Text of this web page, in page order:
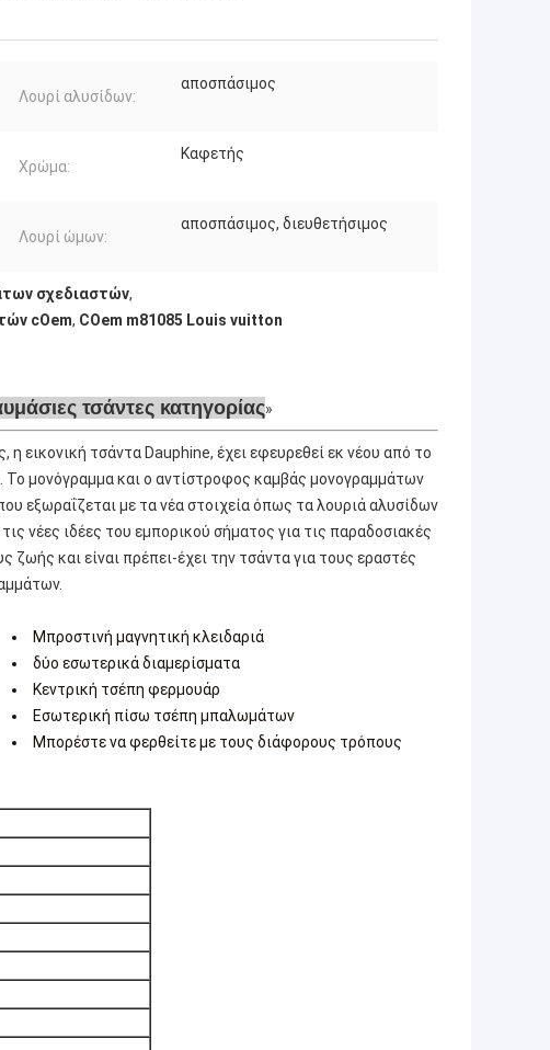
Λουρί αλυσίδων:
αποσπάσιμος
Χρώμα:
Καφετής
Λουρί ώμων:
αποσπάσιμος, διευθετήσιμος
σχεδιαστών,
cOem, COem m81085 Louis vuitton
τσάντες κατηγορίας
εικονική τσάντα Dauphine, έχει εφευρεθεί εκ νέου από το
μονόγραμμα και ο αντίστροφος καμβάς μονογραμμάτων
εξωραΐζεται με τα νέα στοιχεία όπως τα λουριά αλυσίδων
νέες ιδέες του εμπορικού σήματος για τις παραδοσιακές
και είναι πρέπει-έχει την τσάντα για τους εραστές
Μπροστινή μαγνητική κλειδαριά
δύο εσωτερικά διαμερίσματα
Κεντρική τσέπη φερμουάρ
Εσωτερική πίσω τσέπη μπαλωμάτων
Μπορέστε να φερθείτε με τους διάφορους τρόπους